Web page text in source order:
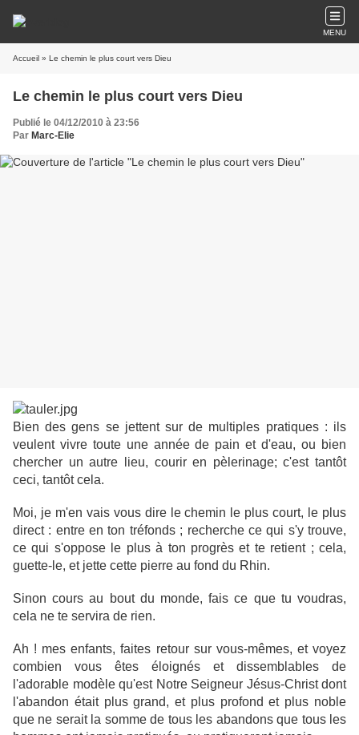
MENU
Accueil » Le chemin le plus court vers Dieu
Le chemin le plus court vers Dieu
Publié le 04/12/2010 à 23:56
Par Marc-Elie
Bien des gens se jettent sur de multiples pratiques : ils
veulent vivre toute une année de pain et d'eau, ou bien
chercher un autre lieu, courir en pèlerinage; c'est tantôt
ceci, tantôt cela.
Moi, je m'en vais vous dire le chemin le plus court, le plus
direct : entre en ton tréfonds ; recherche ce qui s'y trouve,
ce qui s'oppose le plus à ton progrès et te retient ; cela,
guette-le, et jette cette pierre au fond du Rhin.
Sinon cours au bout du monde, fais ce que tu voudras,
cela ne te servira de rien.
Ah ! mes enfants, faites retour sur vous-mêmes, et voyez
combien vous êtes éloignés et dissemblables de
l'adorable modèle qu'est Notre Seigneur Jésus-Christ dont
l'abandon était plus grand, et plus profond et plus noble
que ne serait la somme de tous les abandons que tous les